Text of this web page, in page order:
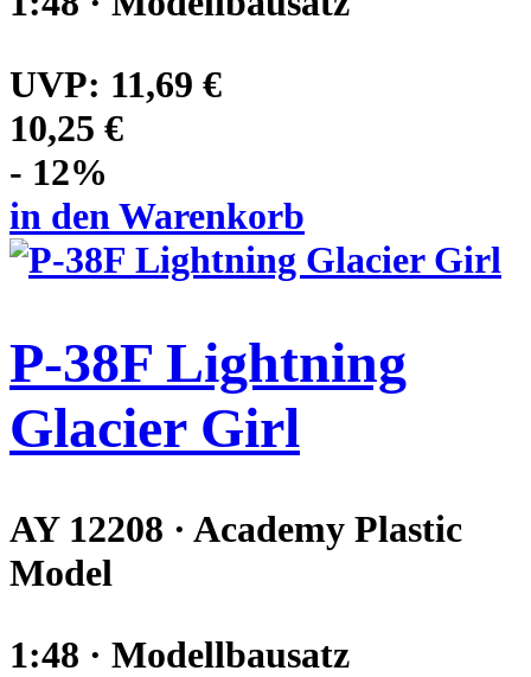
UVP: 11,69 €
10,25 €
- 12%
in den Warenkorb
P-38F Lightning
Glacier Girl
AY 12208 · Academy Plastic
Model
1:48 · Modellbausatz